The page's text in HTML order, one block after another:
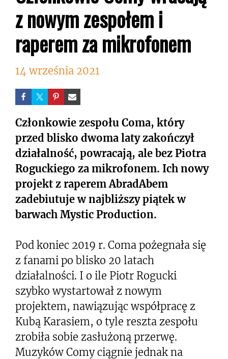
z nowym zespołem i
raperem za mikrofonem
14 września 2021
Członkowie zespołu Coma, który
przed blisko dwoma laty zakończył
działalność, powracają, ale bez Piotra
Roguckiego za mikrofonem. Ich nowy
projekt z raperem AbradAbem
zadebiutuje w najbliższy piątek w
barwach Mystic Production.
Pod koniec 2019 r. Coma pożegnała się
z fanami po blisko 20 latach
działalności. I o ile Piotr Rogucki
szybko wystartował z nowym
projektem, nawiązując współpracę z
Kubą Karasiem, o tyle reszta zespołu
zrobiła sobie zasłużoną przerwę.
Muzyków Comy ciągnie jednak na